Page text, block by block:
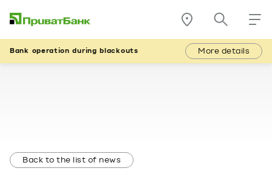
Bank operation during blackouts More details
Back to the list of news